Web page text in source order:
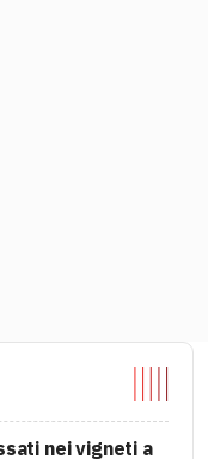
nei vigneti a